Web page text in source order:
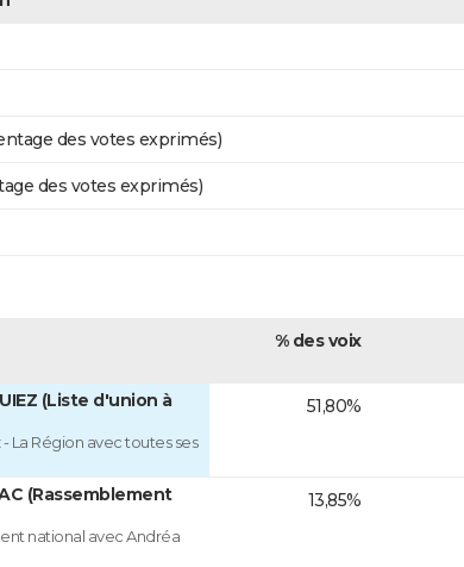
des votes exprimés)
des votes exprimés)
% des voix
(Liste d'union à
La Région avec toutes ses
51,80%
(Rassemblement
national avec Andréa
13,85%